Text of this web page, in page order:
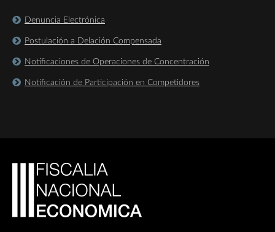
Denuncia Electrónica
Postulación a Delación Compensada
Notificaciones de Operaciones de Concentración
Notificación de Participación en Competidores